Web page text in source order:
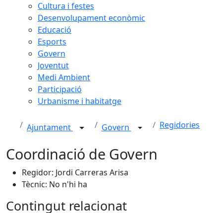
Cultura i festes
Desenvolupament econòmic
Educació
Esports
Govern
Joventut
Medi Ambient
Participació
Urbanisme i habitatge
Ajuntament Govern Regidories
Coordinació de Govern
Regidor: Jordi Carreras Arisa
Tècnic: No n'hi ha
Contingut relacionat